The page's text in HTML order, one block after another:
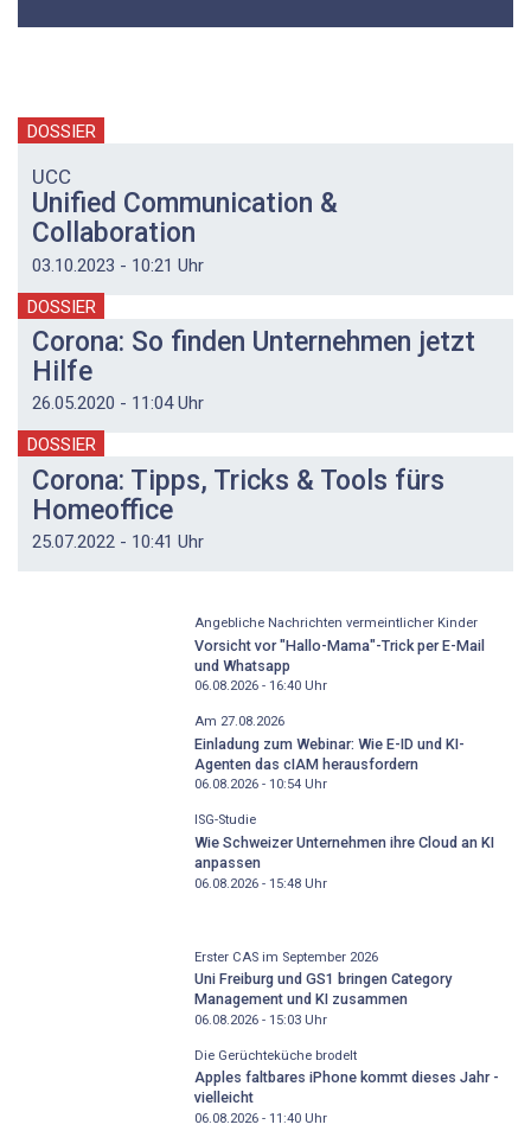
DOSSIER
UCC
Unified Communication &
Collaboration
03.10.2023 - 10:21 Uhr
DOSSIER
Corona: So finden Unternehmen jetzt
Hilfe
26.05.2020 - 11:04 Uhr
DOSSIER
Corona: Tipps, Tricks & Tools fürs
Homeoffice
25.07.2022 - 10:41 Uhr
Angebliche Nachrichten vermeintlicher Kinder
Vorsicht vor "Hallo-Mama"-Trick per E-Mail
und Whatsapp
06.08.2026 - 16:40Uhr
Am 27.08.2026
Einladung zum Webinar: Wie E-ID und KI-
Agenten das cIAM herausfordern
06.08.2026 - 10:54Uhr
ISG-Studie
Wie Schweizer Unternehmen ihre Cloud an KI
anpassen
06.08.2026 - 15:48Uhr
Erster CAS im September 2026
Uni Freiburg und GS1 bringen Category
Management und KI zusammen
06.08.2026 - 15:03Uhr
Die Gerüchteküche brodelt
Apples faltbares iPhone kommt dieses Jahr -
vielleicht
06.08.2026 - 11:40Uhr